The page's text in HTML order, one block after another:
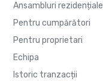
Ansambluri rezidențiale
Pentru cumpărători
Pentru proprietari
Echipa
Istoric tranzacții